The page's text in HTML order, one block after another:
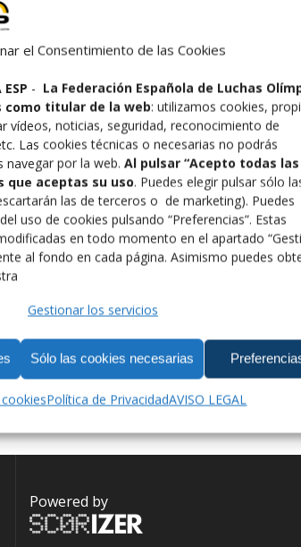
el Consentimiento de las Cookies
ESP - La Federación Española de Luchas
como titular de la web: utilizamos cookies,
vídeos, noticias, seguridad, reconocimiento de
Las cookies técnicas o necesarias no podrás
navegar por la web. Al pulsar “Acepto todas las
que aceptas su uso. Puedes elegir pulsar sólo
las de terceros o de marketing). Puedes
uso de cookies pulsando “Preferencias”. Estas
en todo momento en el apartado
al fondo en cada página. Asimismo puedes
Gestionar los servicios
Sólo las cookies necesarias
Política de PrivacidadAVISO LEGAL
Powered by